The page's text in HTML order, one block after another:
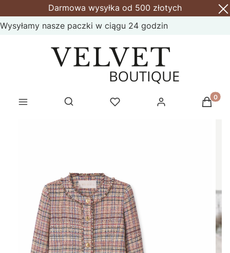
Darmowa wysyłka od 500 złotych
Wysyłamy nasze paczki w ciągu 24 godzin
Otwórz wyszukiwarkę